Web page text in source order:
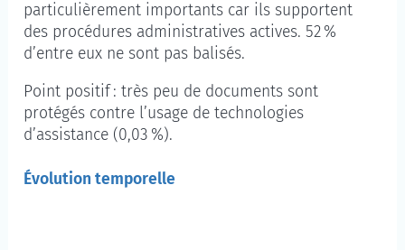
particulièrement importants car ils supportent
des procédures administratives actives. 52 %
d’entre eux ne sont pas balisés.
Point positif : très peu de documents sont
protégés contre l’usage de technologies
d’assistance (0,03 %).
Évolution temporelle